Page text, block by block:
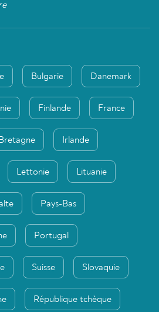
Bulgarie Danemark
Finlande France
Irlande
Lettonie Lituanie
Pays-Bas
Portugal
Suisse Slovaquie
République tchèque